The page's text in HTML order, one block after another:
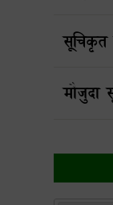
सूचिकृत
मौजुदा